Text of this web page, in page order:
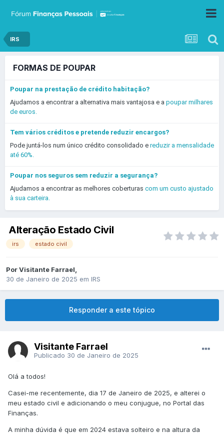
IRS
FORMAS DE POUPAR
Poupar na prestação de crédito habitação?
Ajudamos a encontrar a alternativa mais vantajosa e a poupar milhares
de euros.
Tem vários créditos e pretende reduzir encargos?
Pode juntá-los num único crédito consolidado e reduzir a mensalidade
até 60%.
Poupar nos seguros sem reduzir a segurança?
Ajudamos a encontrar as melhores coberturas com um custo ajustado
à sua carteira.
Alteração Estado Civil
irs estado civil
PorVisitante Farrael,
30 de Janeiro de 2025 em IRS
Responder a este tópico
Visitante Farrael
Publicado 30 de Janeiro de 2025
Olá a todos!
Casei-me recentemente, dia 17 de Janeiro de 2025, e alterei o
meu estado civil e adicionando o meu conjugue, no Portal das
Finanças.
A minha dúvida é que em 2024 estava solteiro e na altura da